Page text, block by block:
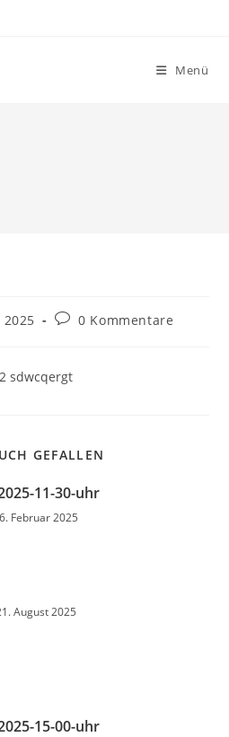
Menü
Beitrags-
0 Kommentare
sdwcqergt
GEFALLEN
11-30-uhr
Februar 2025
August 2025
15-00-uhr